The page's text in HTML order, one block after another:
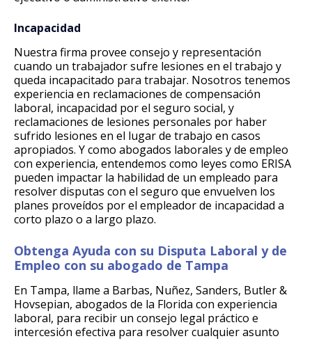
Incapacidad
Nuestra firma provee consejo y representación
cuando un trabajador sufre lesiones en el trabajo y
queda incapacitado para trabajar. Nosotros tenemos
experiencia en reclamaciones de compensación
laboral, incapacidad por el seguro social, y
reclamaciones de lesiones personales por haber
sufrido lesiones en el lugar de trabajo en casos
apropiados. Y como abogados laborales y de empleo
con experiencia, entendemos como leyes como ERISA
pueden impactar la habilidad de un empleado para
resolver disputas con el seguro que envuelven los
planes proveídos por el empleador de incapacidad a
corto plazo o a largo plazo.
Obtenga Ayuda con su Disputa Laboral y de
Empleo con su abogado de Tampa
En Tampa, llame a Barbas, Nuñez, Sanders, Butler &
Hovsepian, abogados de la Florida con experiencia
laboral, para recibir un consejo legal práctico e
intercesión efectiva para resolver cualquier asunto